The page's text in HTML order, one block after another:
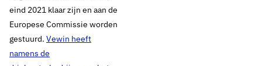
Thema's:
Drinkwaterbronnen en landbouw
eind 2021 klaar zijn en aan de
Europese Commissie worden
gestuurd. Vewin heeft
namens de